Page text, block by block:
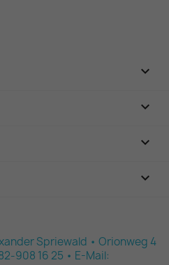



keyboard_arrow_down
Spriewald • Orionweg 4
908 16 25 • E-Mail: